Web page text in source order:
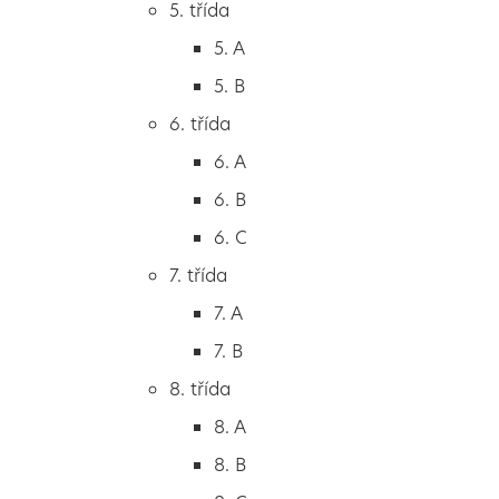
2. B
3. A
4. A
5. A
5. třída
5. A
5. B
6. třída
6. A
6. B
6. C
7. třída
7. A
7. B
8. třída
8. A
8. B